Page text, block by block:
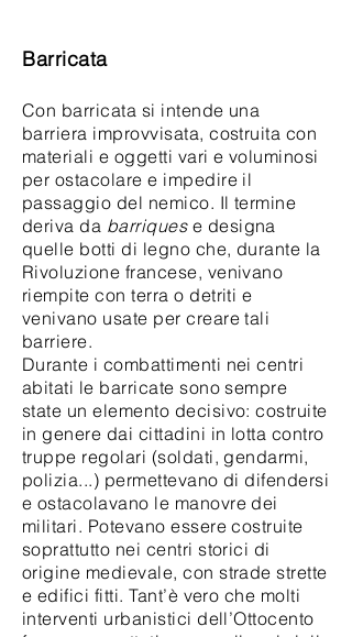
Barricata
Con barricata si intende una
barriera improvvisata, costruita con
materiali e oggetti vari e voluminosi
per ostacolare e impedire il
passaggio del nemico. Il termine
deriva da barriquese designa
quelle botti di legno che, durante la
Rivoluzione francese, venivano
riempite con terra o detriti e
venivano usate per creare tali
barriere.
Durante i combattimenti nei centri
abitati le barricate sono sempre
state un elemento decisivo: costruite
in genere dai cittadini in lotta contro
truppe regolari (soldati, gendarmi,
polizia...) permettevano di difendersi
e ostacolavano le manovre dei
militari. Potevano essere costruite
soprattutto nei centri storici di
origine medievale, con strade strette
e edifici fitti. Tant’è vero che molti
interventi urbanistici dell’Ottocento